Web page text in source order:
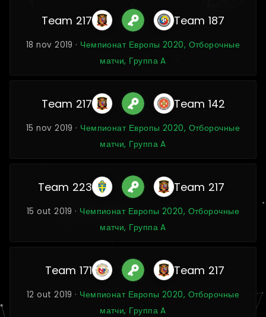
Team 217 Team 187
18 nov 2019 · Чемпионат Европы 2020, Отборочные
матчи, Группа A
Team 217 Team 142
15 nov 2019 · Чемпионат Европы 2020, Отборочные
матчи, Группа A
Team 223 Team 217
15 out 2019 · Чемпионат Европы 2020, Отборочные
матчи, Группа A
Team 171 Team 217
12 out 2019 · Чемпионат Европы 2020, Отборочные
матчи, Группа A